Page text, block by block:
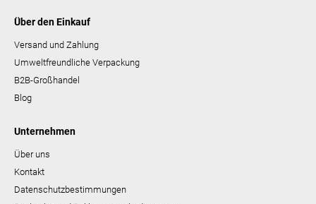
Über den Einkauf
Versand und Zahlung
Umweltfreundliche Verpackung
B2B-Großhandel
Blog
Unternehmen
Über uns
Kontakt
Datenschutzbestimmungen